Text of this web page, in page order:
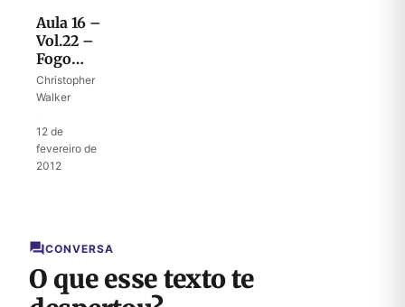
Aula 16 –
Vol.22 –
Fogo
consumidor
Christopher
Walker
12 de
fevereiro de
2012
CONVERSA
O que esse texto te